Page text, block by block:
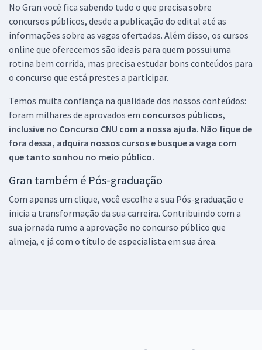
No Gran você fica sabendo tudo o que precisa sobre
concursos públicos, desde a publicação do edital até as
informações sobre as vagas ofertadas. Além disso, os cursos
online que oferecemos são ideais para quem possui uma
rotina bem corrida, mas precisa estudar bons conteúdos para
o concurso que está prestes a participar.
Temos muita confiança na qualidade dos nossos conteúdos:
foram milhares de aprovados em concursos públicos,
inclusive no Concurso CNU com a nossa ajuda. Não fique de
fora dessa, adquira nossos cursos e busque a vaga com
que tanto sonhou no meio público.
Gran também é Pós-graduação
Com apenas um clique, você escolhe a sua Pós-graduação e
inicia a transformação da sua carreira. Contribuindo com a
sua jornada rumo a aprovação no concurso público que
almeja, e já com o título de especialista em sua área.